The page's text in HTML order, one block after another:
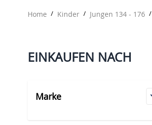
Home / Kinder / Jungen 134 - 176 /
EINKAUFEN NACH
Marke